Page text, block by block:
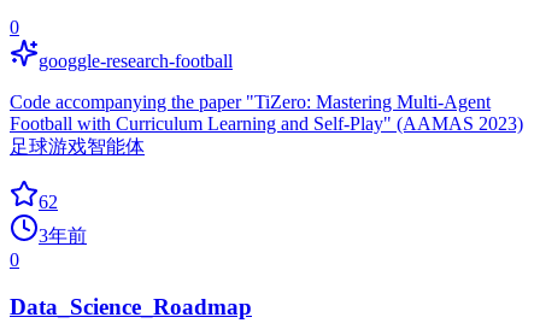
0
googgle-research-football
Code accompanying the paper "TiZero: Mastering Multi-Agent
Football with Curriculum Learning and Self-Play" (AAMAS 2023)
足球游戏智能体
62
3年前
0
Data_Science_Roadmap